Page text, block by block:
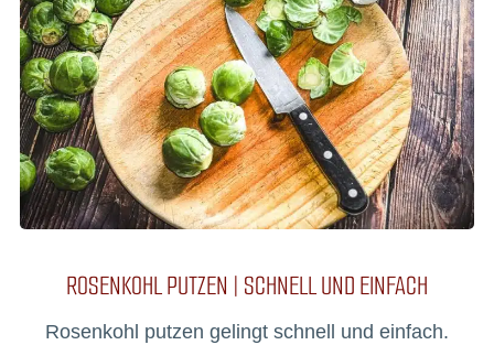
ROSENKOHL PUTZEN | SCHNELL UND EINFACH
Rosenkohl putzen gelingt schnell und einfach.